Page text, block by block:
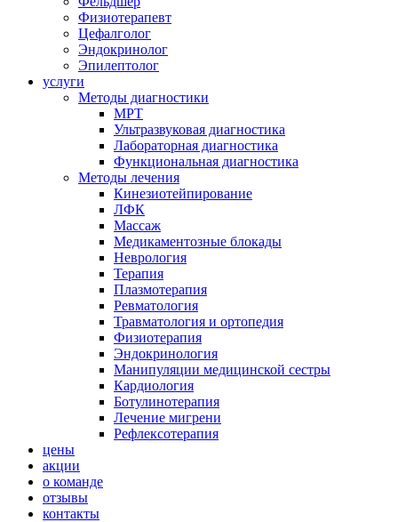
Физиотерапевт
Цефалголог
Эндокринолог
Эпилептолог
услуги
Методы диагностики
МРТ
Ультразвуковая диагностика
Лабораторная диагностика
Функциональная диагностика
Методы лечения
Кинезиотейпирование
ЛФК
Массаж
Медикаментозные блокады
Неврология
Терапия
Плазмотерапия
Ревматология
Травматология и ортопедия
Физиотерапия
Эндокринология
Манипуляции медицинской сестры
Кардиология
Ботулинотерапия
Лечение мигрени
Рефлексотерапия
цены
акции
о команде
отзывы
контакты